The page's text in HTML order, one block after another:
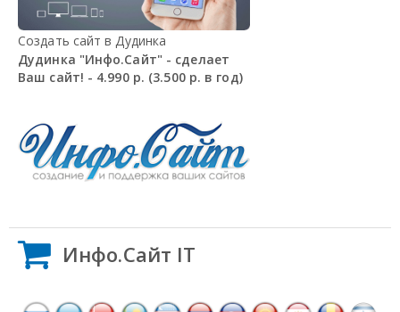
Создать сайт в Дудинка
Дудинка "Инфо.Сайт" - сделает
Ваш сайт! - 4.990 р. (3.500 р. в год)
Инфо.Сайт IT